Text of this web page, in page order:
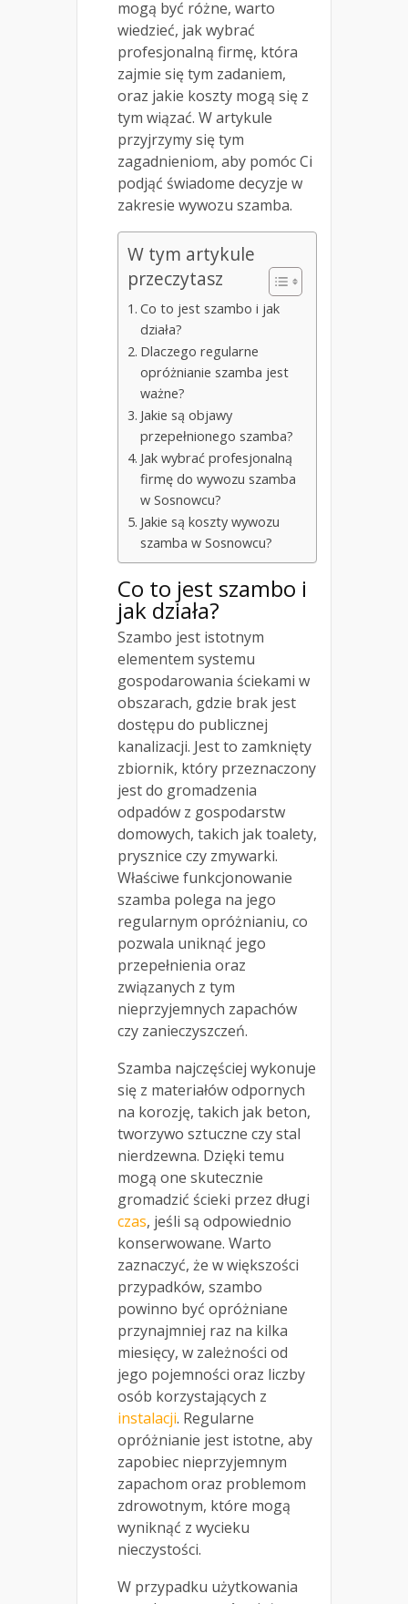
mogą być różne, warto
wiedzieć, jak wybrać
profesjonalną firmę, która
zajmie się tym zadaniem,
oraz jakie koszty mogą się z
tym wiązać. W artykule
przyjrzymy się tym
zagadnieniom, aby pomóc Ci
podjąć świadome decyzje w
zakresie wywozu szamba.
W tym artykule
przeczytasz
Co to jest szambo i jak
działa?
Dlaczego regularne
opróżnianie szamba jest
ważne?
Jakie są objawy
przepełnionego szamba?
Jak wybrać profesjonalną
firmę do wywozu szamba
w Sosnowcu?
Jakie są koszty wywozu
szamba w Sosnowcu?
Co to jest szambo i
jak działa?
Szambo jest istotnym
elementem systemu
gospodarowania ściekami w
obszarach, gdzie brak jest
dostępu do publicznej
kanalizacji. Jest to zamknięty
zbiornik, który przeznaczony
jest do gromadzenia
odpadów z gospodarstw
domowych, takich jak toalety,
prysznice czy zmywarki.
Właściwe funkcjonowanie
szamba polega na jego
regularnym opróżnianiu, co
pozwala uniknąć jego
przepełnienia oraz
związanych z tym
nieprzyjemnych zapachów
czy zanieczyszczeń.
Szamba najczęściej wykonuje
się z materiałów odpornych
na korozję, takich jak beton,
tworzywo sztuczne czy stal
nierdzewna. Dzięki temu
mogą one skutecznie
gromadzić ścieki przez długi
czas, jeśli są odpowiednio
konserwowane. Warto
zaznaczyć, że w większości
przypadków, szambo
powinno być opróżniane
przynajmniej raz na kilka
miesięcy, w zależności od
jego pojemności oraz liczby
osób korzystających z
instalacji. Regularne
opróżnianie jest istotne, aby
zapobiec nieprzyjemnym
zapachom oraz problemom
zdrowotnym, które mogą
wyniknąć z wycieku
nieczystości.
W przypadku użytkowania